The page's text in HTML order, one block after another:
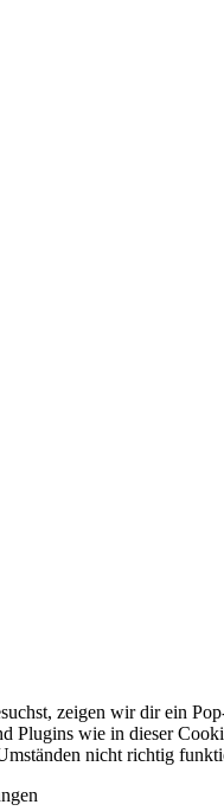
zeigen wir dir ein
Plugins wie in dieser
nicht richtig